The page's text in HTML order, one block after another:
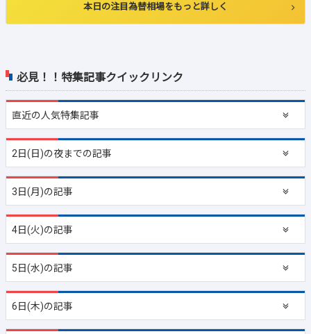
必見！！特集記事クイックリンク
直近の人気特集記事
2日(日)の夜までの記事
3日(月)の記事
4日(火)の記事
5日(水)の記事
6日(木)の記事
本日の注目為替相場をもっと詳しく